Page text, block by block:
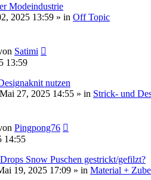
Modeindustrie
2025 13:59 » in Off Topic
Satimi
13:59
nutzen
27, 2025 14:55 » in Strick- und
Pingpong76
14:55
Snow Puschen gestrickt/gefilzt?
19, 2025 17:09 » in Material +